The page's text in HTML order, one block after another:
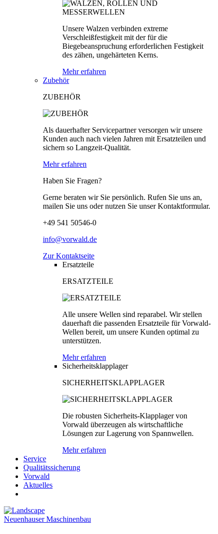
Unsere Walzen verbinden extreme
Verschleißfestigkeit mit der für die
Biegebeanspruchung erforderlichen Festigkeit
des zähen, ungehärteten Kerns.
Mehr erfahren
Zubehör
ZUBEHÖR
Als dauerhafter Servicepartner versorgen wir unsere
Kunden auch nach vielen Jahren mit Ersatzteilen und
sichern so Langzeit-Qualität.
Mehr erfahren
Haben Sie Fragen?
Gerne beraten wir Sie persönlich. Rufen Sie uns an,
mailen Sie uns oder nutzen Sie unser Kontaktformular.
+49 541 50546-0
info@vorwald.de
Zur Kontaktseite
Ersatzteile
ERSATZTEILE
Alle unsere Wellen sind reparabel. Wir stellen
dauerhaft die passenden Ersatzteile für Vorwald-
Wellen bereit, um unsere Kunden optimal zu
unterstützen.
Mehr erfahren
Sicherheitsklapplager
SICHERHEITSKLAPPLAGER
Die robusten Sicherheits-Klapplager von
Vorwald überzeugen als wirtschaftliche
Lösungen zur Lagerung von Spannwellen.
Mehr erfahren
Service
Qualitätssicherung
Vorwald
Aktuelles
Neuenhauser Maschinenbau